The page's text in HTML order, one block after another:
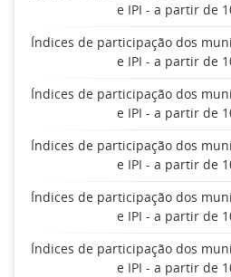
e IPI - a partir de
Índices de participação dos
e IPI - a partir de
Índices de participação dos
e IPI - a partir de
Índices de participação dos
e IPI - a partir de
Índices de participação dos
e IPI - a partir de
Índices de participação dos
e IPI - a partir de